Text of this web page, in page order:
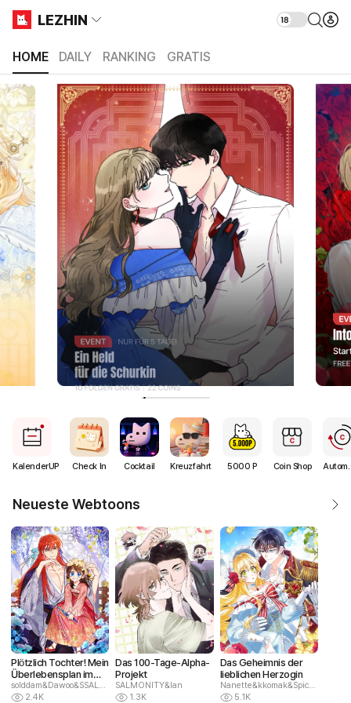
LEZHIN
HOME DAILY RANKING GRATIS
Quick Menu
KalenderUP Check In Cocktail Kreuzfahrt 5000 P Coin Shop
Neueste Webtoons
Plötzlich Tochter! Mein
Überlebensplan im
Dämonischen Kult
2.4K
Das 100-Tage-Alpha-
Projekt
SALMONITY&Ian
1.3K
Das Geheimnis der
lieblichen Herzogin
Nanette&kkomak&Spice and Kitty
5.1K
Lezhin DE